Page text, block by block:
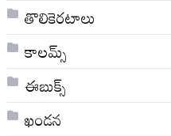
తొలికెరటాలు
కాలమ్స్
ఈబుక్స్
ఖండన